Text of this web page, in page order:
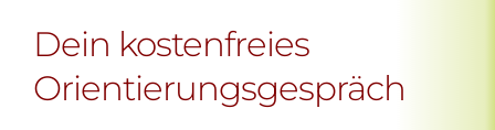
Dein kostenfreies
Orientierungsgespräch